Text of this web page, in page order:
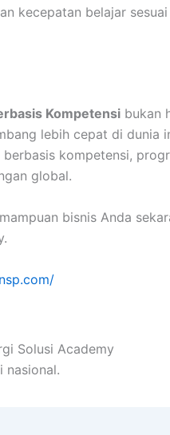
kecepatan belajar
Kompetensi bukan
lebih cepat di dunia
kompetensi,
global.
bisnis Anda
Solusi Academy
nasional.